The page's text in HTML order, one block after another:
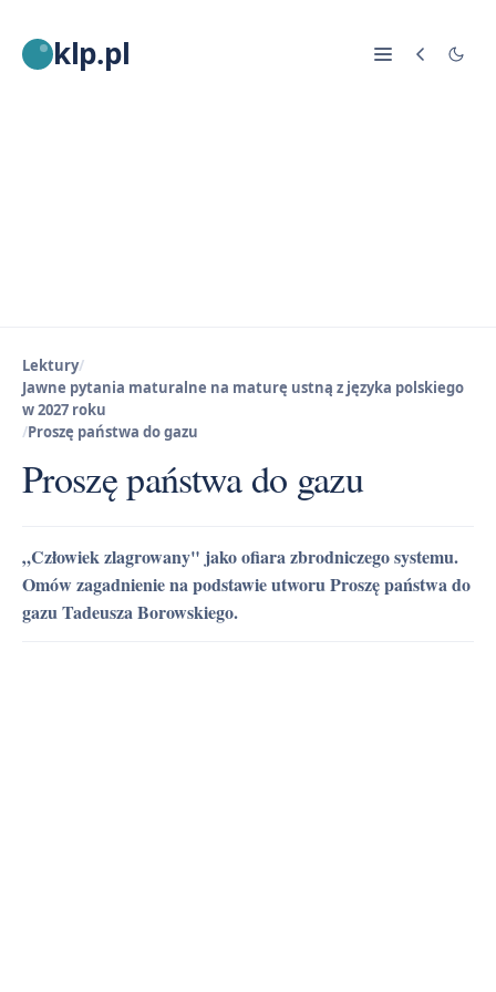
klp.pl
Lektury/
Jawne pytania maturalne na maturę ustną z języka polskiego
w 2027 roku
/Proszę państwa do gazu
Proszę państwa do gazu
„Człowiek zlagrowany" jako ofiara zbrodniczego systemu.
Omów zagadnienie na podstawie utworu Proszę państwa do
gazu Tadeusza Borowskiego.